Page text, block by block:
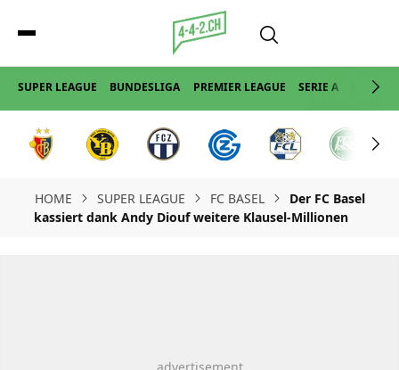
SUPER LEAGUE BUNDESLIGA PREMIER LEAGUE SERIE A LA LIGA
HOME SUPER LEAGUE FC BASEL
Der FC Basel
kassiert dank Andy Diouf weitere Klausel-Millionen